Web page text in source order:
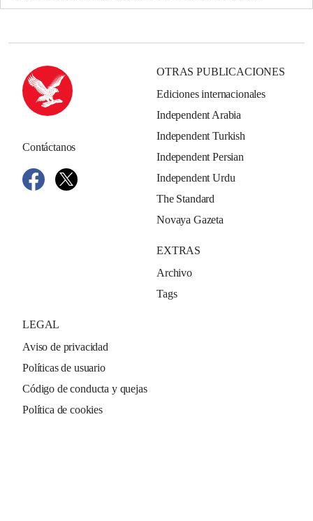
Contáctanos
OTRAS PUBLICACIONES
Ediciones internacionales
Independent Arabia
Independent Turkish
Independent Persian
Independent Urdu
The Standard
Novaya Gazeta
EXTRAS
Archivo
Tags
LEGAL
Aviso de privacidad
Políticas de usuario
Código de conducta y quejas
Política de cookies